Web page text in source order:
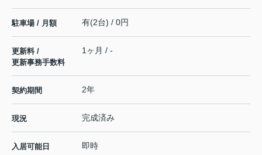
駐車場 / 月額 有(2台) / 0円
更新料 /
更新事務手数料
1ヶ月 / -
契約期間 2年
現況 完成済み
入居可能日 即時